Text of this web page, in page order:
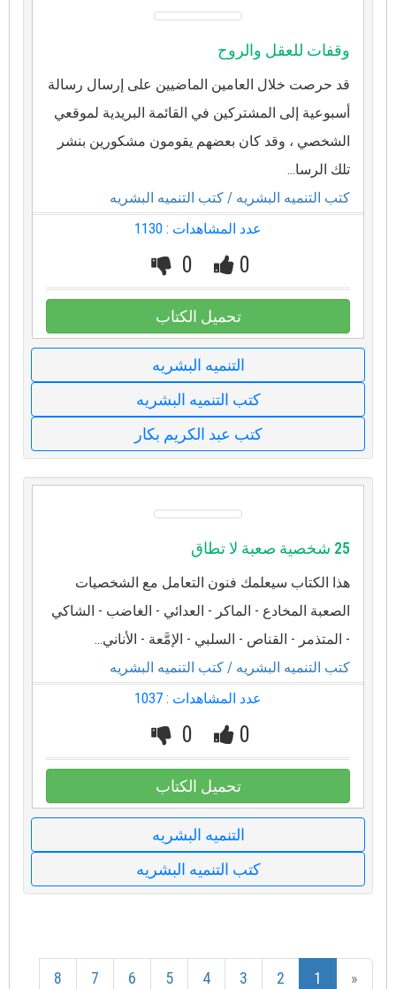
وقفات للعقل والروح
قد حرصت خلال العامين الماضيين على إرسال رسالة
أسبوعية إلى المشتركين في القائمة البريدية لموقعي
الشخصي ، وقد كان بعضهم يقومون مشكورين بنشر
تلك الرسا...
كتب التنميه البشريه / كتب التنميه البشريه
عدد المشاهدات : 1130
0
0
تحميل الكتاب
التنميه البشريه
كتب التنميه البشريه
كتب عبد الكريم بكار
25 شخصية صعبة لا تطاق
هذا الكتاب سيعلمك فنون التعامل مع الشخصيات
الصعبة المخادع - الماكر - العدائي - الغاضب - الشاكي
- المتذمر - القناص - السلبي - الإمَّعة - الأناني...
كتب التنميه البشريه / كتب التنميه البشريه
عدد المشاهدات : 1037
0
0
تحميل الكتاب
التنميه البشريه
كتب التنميه البشريه
«
1
2
3
4
5
6
7
8